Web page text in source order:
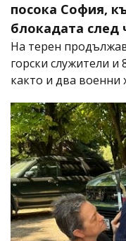
посока София,
блокадата след
На терен
горски служители
както и два военни